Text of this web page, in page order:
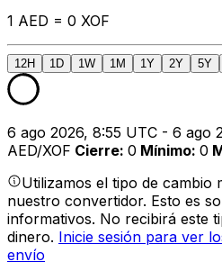
1 AED = 0 XOF
12H 1D 1W 1M 1Y 2Y 5Y
6 ago 2026, 8:55 UTC - 6 ago
AED/XOF Cierre: 0 Mínimo: 0
Utilizamos el tipo de cambio
nuestro convertidor. Esto es
informativos. No recibirá este
dinero. Inicie sesión para ver
envío